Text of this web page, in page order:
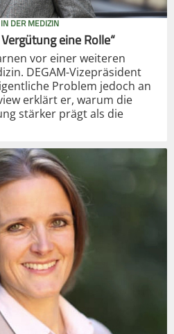
DER MEDIZIN
eine Rolle“
vor einer weiteren
DEGAM-Vizepräsident
Problem jedoch an
erklärt er, warum die
stärker prägt als die